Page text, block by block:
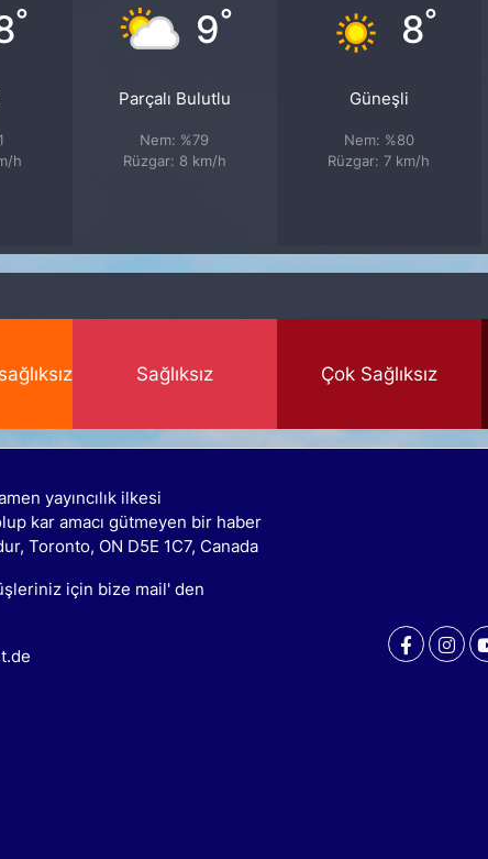
°
h
9°
Parçalı Bulutlu
Nem: %79
Rüzgar: 8 km/h
8°
Güneşli
Nem: %80
Rüzgar: 7 km/h
Sağlıksız Çok Sağlıksız
yayıncılık ilkesi
kar amacı gütmeyen bir haber
Toronto, ON D5E 1C7, Canada
için bize mail' den